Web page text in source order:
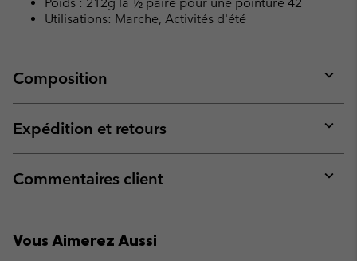
Poids : 212g la ½ paire pour une pointure 42
Utilisations: Marche, Activités d'été
Composition
or
Expédition et retours
or
Commentaires client
or
Vous Aimerez Aussi